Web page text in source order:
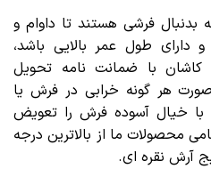
فرشی هستند تا داوام و
دارای طول عمر بالایی باشد،
با ضمانت نامه تحویل
هر گونه خرابی در فرش یا
با خیال آسوده فرش را تعویض
محصولات ما از بالاترین درجه
آرش نقره ای.